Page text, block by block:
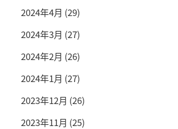
2024年4月 (29)
2024年3月 (27)
2024年2月 (26)
2024年1月 (27)
2023年12月 (26)
2023年11月 (25)